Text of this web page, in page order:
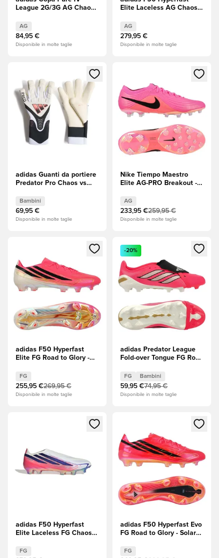
League 2G/3G AG Chaos
AG
84,95 €
Disponibile in molte taglie
Elite Laceless AG Chaos
AG
279,95 €
Disponibile in molte taglie
Apre una finestra modale per accedere o registrarsi come
adidas Guanti da portiere
Predator Pro Chaos vs
Turbo/Nero Bambini
Bambini
69,95 €
Disponibile in molte taglie
Apre una finestra modale
Nike Tiempo Maestro
Elite AG-PRO Breakout -
AG
233,95 €259,95 €
Disponibile in molte taglie
Apre una finestra modale per accedere o registrarsi come
adidas F50 Hyperfast
Elite FG Road to Glory -
(Nero)/Oro metallizzato
FG
255,95 €269,95 €
Disponibile in molte taglie
Apre una finestra modale
-20%
adidas Predator League
Fold-over Tongue FG Road
Turbo/Thermal
Chrome/Core Black (Nero)
Bambini
FG Bambini
59,95 €74,95 €
Disponibile in molte taglie
Apre una finestra modale per accedere o registrarsi come
adidas F50 Hyperfast
Elite Laceless FG Chaos
FG
Apre una finestra modale
adidas F50 Hyperfast Evo
FG Road to Glory - Solar
(Nero)/Oro metallizzato
FG